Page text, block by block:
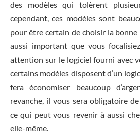
des modèles qui tolèrent
cependant, ces modèles sont
pour être certain de choisir la
aussi important que vous
attention sur le logiciel fourni avec
certains modèles disposent d’un
fera économiser beaucoup
revanche, il vous sera obligatoire de
ce qui peut vous revenir à aussi
elle-même.